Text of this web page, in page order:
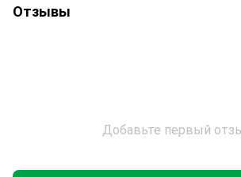
Отзывы
Добавьте первый